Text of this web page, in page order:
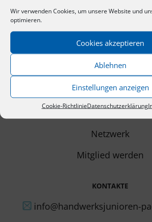
Wir verwenden Cookies, um unsere Website und
optimieren.
Cookies akzeptieren
Ablehnen
Einstellungen anzeigen
Cookie-RichtlinieDatenschutzerklärung
NAVIGATION
Start
Die Junioren
Veranstaltungen
Netzwerk
Mitglied werden
KONTAKTE
info@handwerksjunioren-